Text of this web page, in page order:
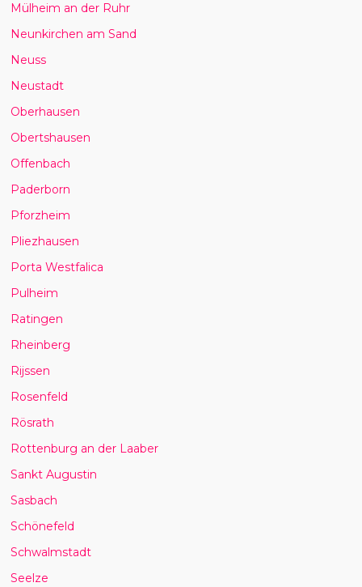
Mülheim an der Ruhr
Neunkirchen am Sand
Neuss
Neustadt
Oberhausen
Obertshausen
Offenbach
Paderborn
Pforzheim
Pliezhausen
Porta Westfalica
Pulheim
Ratingen
Rheinberg
Rijssen
Rosenfeld
Rösrath
Rottenburg an der Laaber
Sankt Augustin
Sasbach
Schönefeld
Schwalmstadt
Seelze